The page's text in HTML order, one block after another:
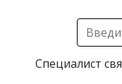
Специалист